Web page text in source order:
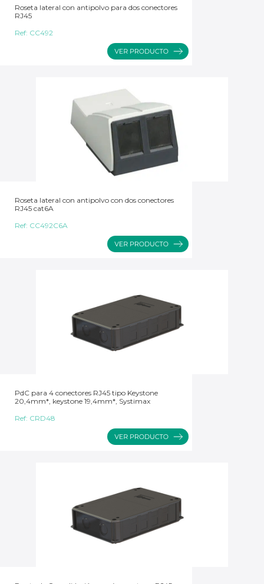
Roseta lateral con antipolvo para dos conectores
RJ45
Ref: CC492
Roseta lateral con antipolvo con dos conectores
RJ45 cat6A
Ref: CC492C6A
PdC para 4 conectores RJ45 tipo Keystone
20,4mm*, keystone 19,4mm*, Systimax
Ref: CRD48